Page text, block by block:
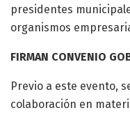
presidentes
organismos
FIRMAN CONVENIO
Previo a este evento,
colaboración en